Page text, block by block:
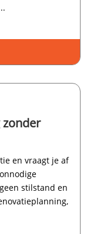
en vraagt je af
stilstand en